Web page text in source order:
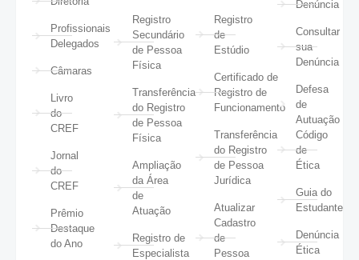
Profissionais
Delegados
Câmaras
Livro
do
CREF
Jornal
do
CREF
Prêmio
Destaque
do Ano
Registro
Secundário
de Pessoa
Física
Transferência
do Registro
de Pessoa
Física
Ampliação
da Área
de
Atuação
Registro de
Especialista
Registro
de
Estúdio
Certificado de
Registro de
Funcionamento
Transferência
do Registro
de Pessoa
Jurídica
Atualizar
Cadastro
de
Pessoa
Denúncia
Consultar
sua
Denúncia
Defesa
de
Autuação
Código
de
Ética
Guia do
Estudante
Denúncia
Ética